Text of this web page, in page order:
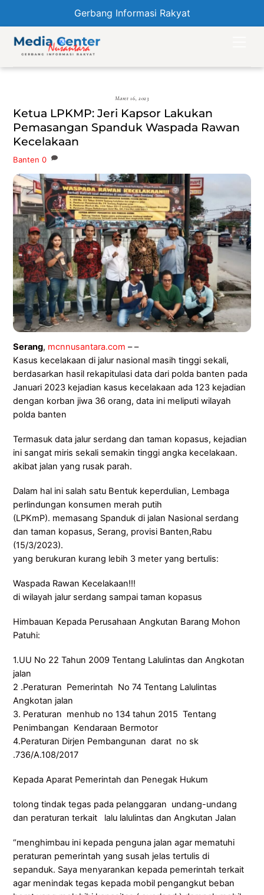
Gerbang Informasi Rakyat
content
Maret 16, 2023
Ketua LPKMP: Jeri Kapsor Lakukan
Pemasangan Spanduk Waspada Rawan
Kecelakaan
Banten 0
Serang, mcnnusantara.com – –
Kasus kecelakaan di jalur nasional masih tinggi sekali,
berdasarkan hasil rekapitulasi data dari polda banten pada
Januari 2023 kejadian kasus kecelakaan ada 123 kejadian
dengan korban jiwa 36 orang, data ini meliputi wilayah
polda banten
Termasuk data jalur serdang dan taman kopasus, kejadian
ini sangat miris sekali semakin tinggi angka kecelakaan.
akibat jalan yang rusak parah.
Dalam hal ini salah satu Bentuk keperdulian, Lembaga
perlindungan konsumen merah putih
(LPKmP). memasang Spanduk di jalan Nasional serdang
dan taman kopasus, Serang, provisi Banten,Rabu
(15/3/2023).
yang berukuran kurang lebih 3 meter yang bertulis:
Waspada Rawan Kecelakaan!!!
di wilayah jalur serdang sampai taman kopasus
Himbauan Kepada Perusahaan Angkutan Barang Mohon
Patuhi:
1.UU No 22 Tahun 2009 Tentang Lalulintas dan Angkotan
jalan
2 .Peraturan Pemerintah No 74 Tentang Lalulintas
Angkotan jalan
3. Peraturan menhub no 134 tahun 2015 Tentang
Penimbangan Kendaraan Bermotor
4.Peraturan Dirjen Pembangunan darat no sk
.736/A.108/2017
Kepada Aparat Pemerintah dan Penegak Hukum
tolong tindak tegas pada pelanggaran undang-undang
dan peraturan terkait lalu lalulintas dan Angkutan Jalan
“menghimbau ini kepada penguna jalan agar mematuhi
peraturan pemerintah yang susah jelas tertulis di
sepanduk. Saya menyarankan kepada pemerintah terkait
agar menindak tegas kepada mobil pengangkut beban